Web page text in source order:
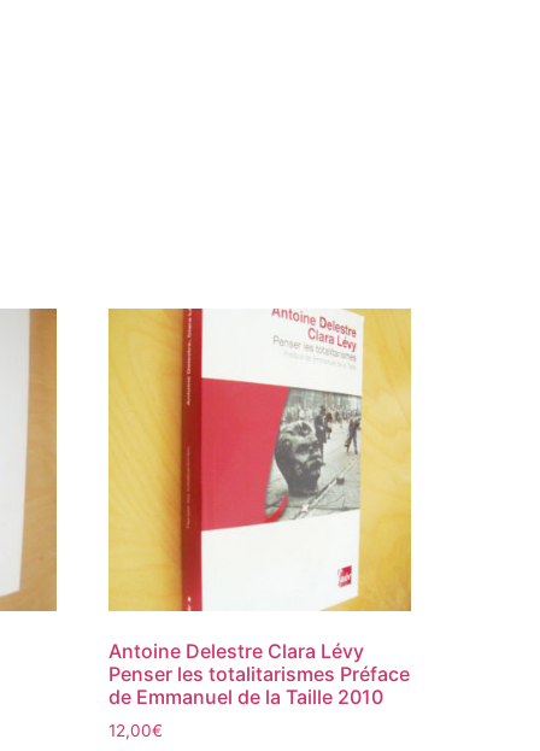
Antoine Delestre Clara Lévy
Penser les totalitarismes Préface
de Emmanuel de la Taille 2010
12,00€